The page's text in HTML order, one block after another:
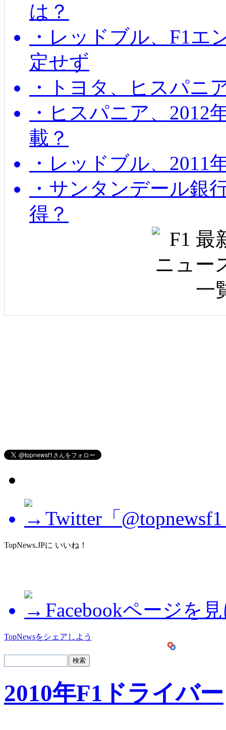
は？
・レッドブル、F1エ
定せず
・トヨタ、ヒスパニ
・ヒスパニア、2012
載？
・レッドブル、2011
・サンタンデール銀
得？
Twitter「
TopNews.JPに いいね！
Facebookページを
TopNewsをシェアしよう
2010年F1ドライバー